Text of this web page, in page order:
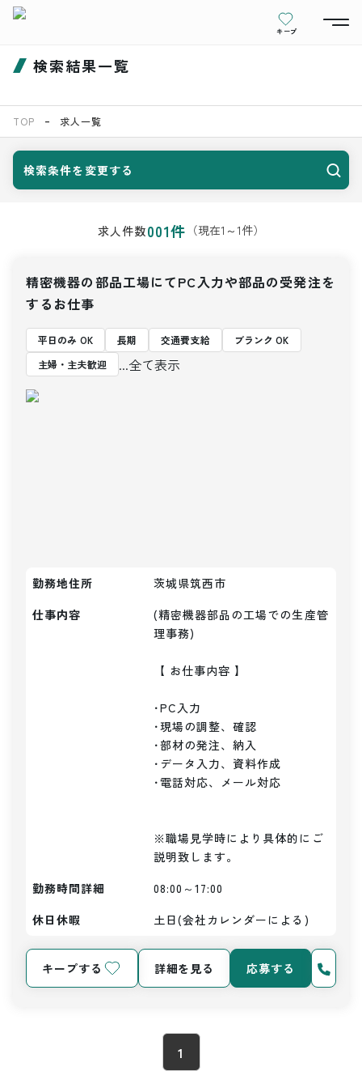
キープ
検索結果一覧
TOP 求人一覧
検索条件を変更する
求人件数001件 （現在1 ～1件）
精密機器の部品工場にてPC入力や部品の受発注を
するお仕事
平日のみ OK 長期 交通費支給
ブランク OK
主婦・主夫歓迎
...全て表示
勤務地住所
茨城県筑西市
仕事内容
(精密機器部品の工場での生産管
理事務)
【 お仕事内容 】
･PC入力
･現場の調整、確認
･部材の発注、納入
･データ入力、資料作成
･電話対応、メール対応
※職場見学時により具体的にご
説明致します。
勤務時間詳細
08:00～17:00
休日休暇
土日(会社カレンダーによる)
キープする 詳細を見る 応募する
1